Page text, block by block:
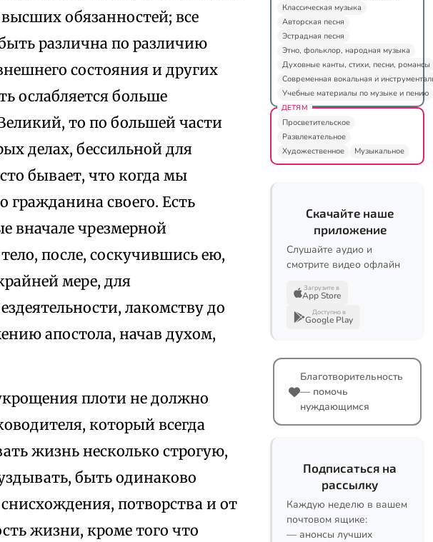
обязанностей; все
различна по различию
состояния и других
ослабляется больше
то по большей части
делах, бессильной для
бывает, что когда мы
гражданина своего. Есть
вначале чрезмерной
после, соскучившись ею,
мере, для
лакомству до
апостола, начав духом,
плоти не должно
который всегда
жизнь несколько строгую,
быть одинаково
потворства и от
жизни, кроме того что
Классическая музыка
Авторская песня
Эстрадная песня
Этно, фольклор, народная музыка
Духовные канты, стихи, песни, романсы
Современная вокальная и
Учебные материалы по музыке и пению
ДЕТЯМ
Просветительское
Развлекательное
Художественное
Музыкальное
Скачайте наше
приложение
Слушайте аудио и
смотрите видео офлайн
Загрузите в
App Store
Доступно в
Google Play
Благотворительность
— помочь
нуждающимся
Подписаться на
рассылку
Каждую неделю в вашем
почтовом ящике:
— анонсы лучших